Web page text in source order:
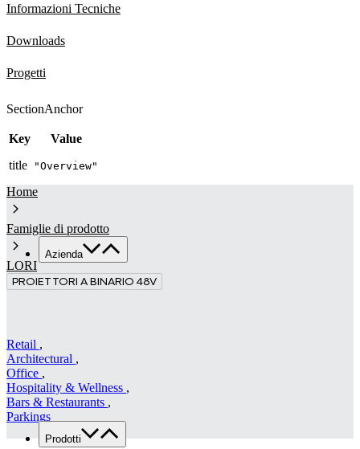
Azienda
Chi siamo
News & Media
Lavora con noi
Contatti
Prodotti
Informazioni Tecniche
Downloads
Progetti
SectionAnchor
Key
Value
title
"Overview"
Home
Famiglie di prodotto
LORI
PROIETTORI A BINARIO 48V
Retail ,
Architectural ,
Office ,
Hospitality & Wellness ,
Bars & Restaurants ,
Parkings